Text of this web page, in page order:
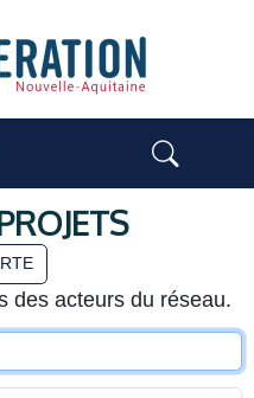
des acteurs du réseau.